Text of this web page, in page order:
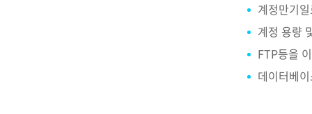
계정만기
계정 용량
FTP등을
데이터베